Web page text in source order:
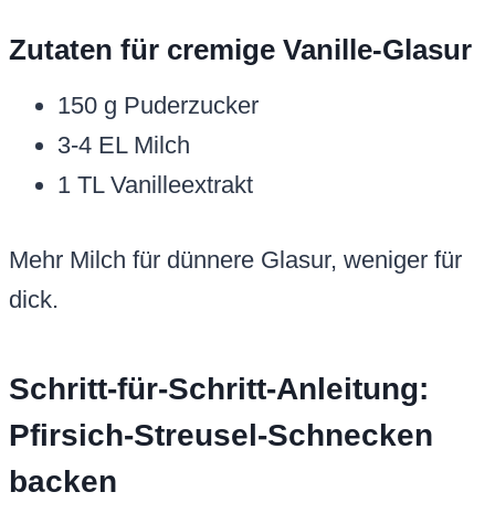
Zutaten für cremige Vanille-Glasur
150 g Puderzucker
3-4 EL Milch
1 TL Vanilleextrakt
Mehr Milch für dünnere Glasur, weniger für
dick.
Schritt-für-Schritt-Anleitung:
Pfirsich-Streusel-Schnecken
backen